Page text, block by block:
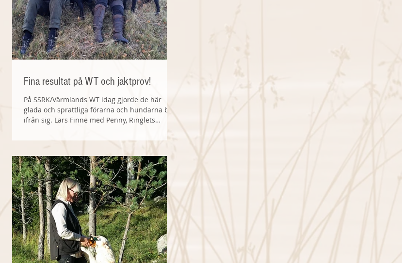
Fina resultat på WT och jaktprov!
På SSRK/Värmlands WT idag gjorde de här
glada och sprattliga förarna och hundarna bra
ifrån sig. Lars Finne med Penny, Ringlets